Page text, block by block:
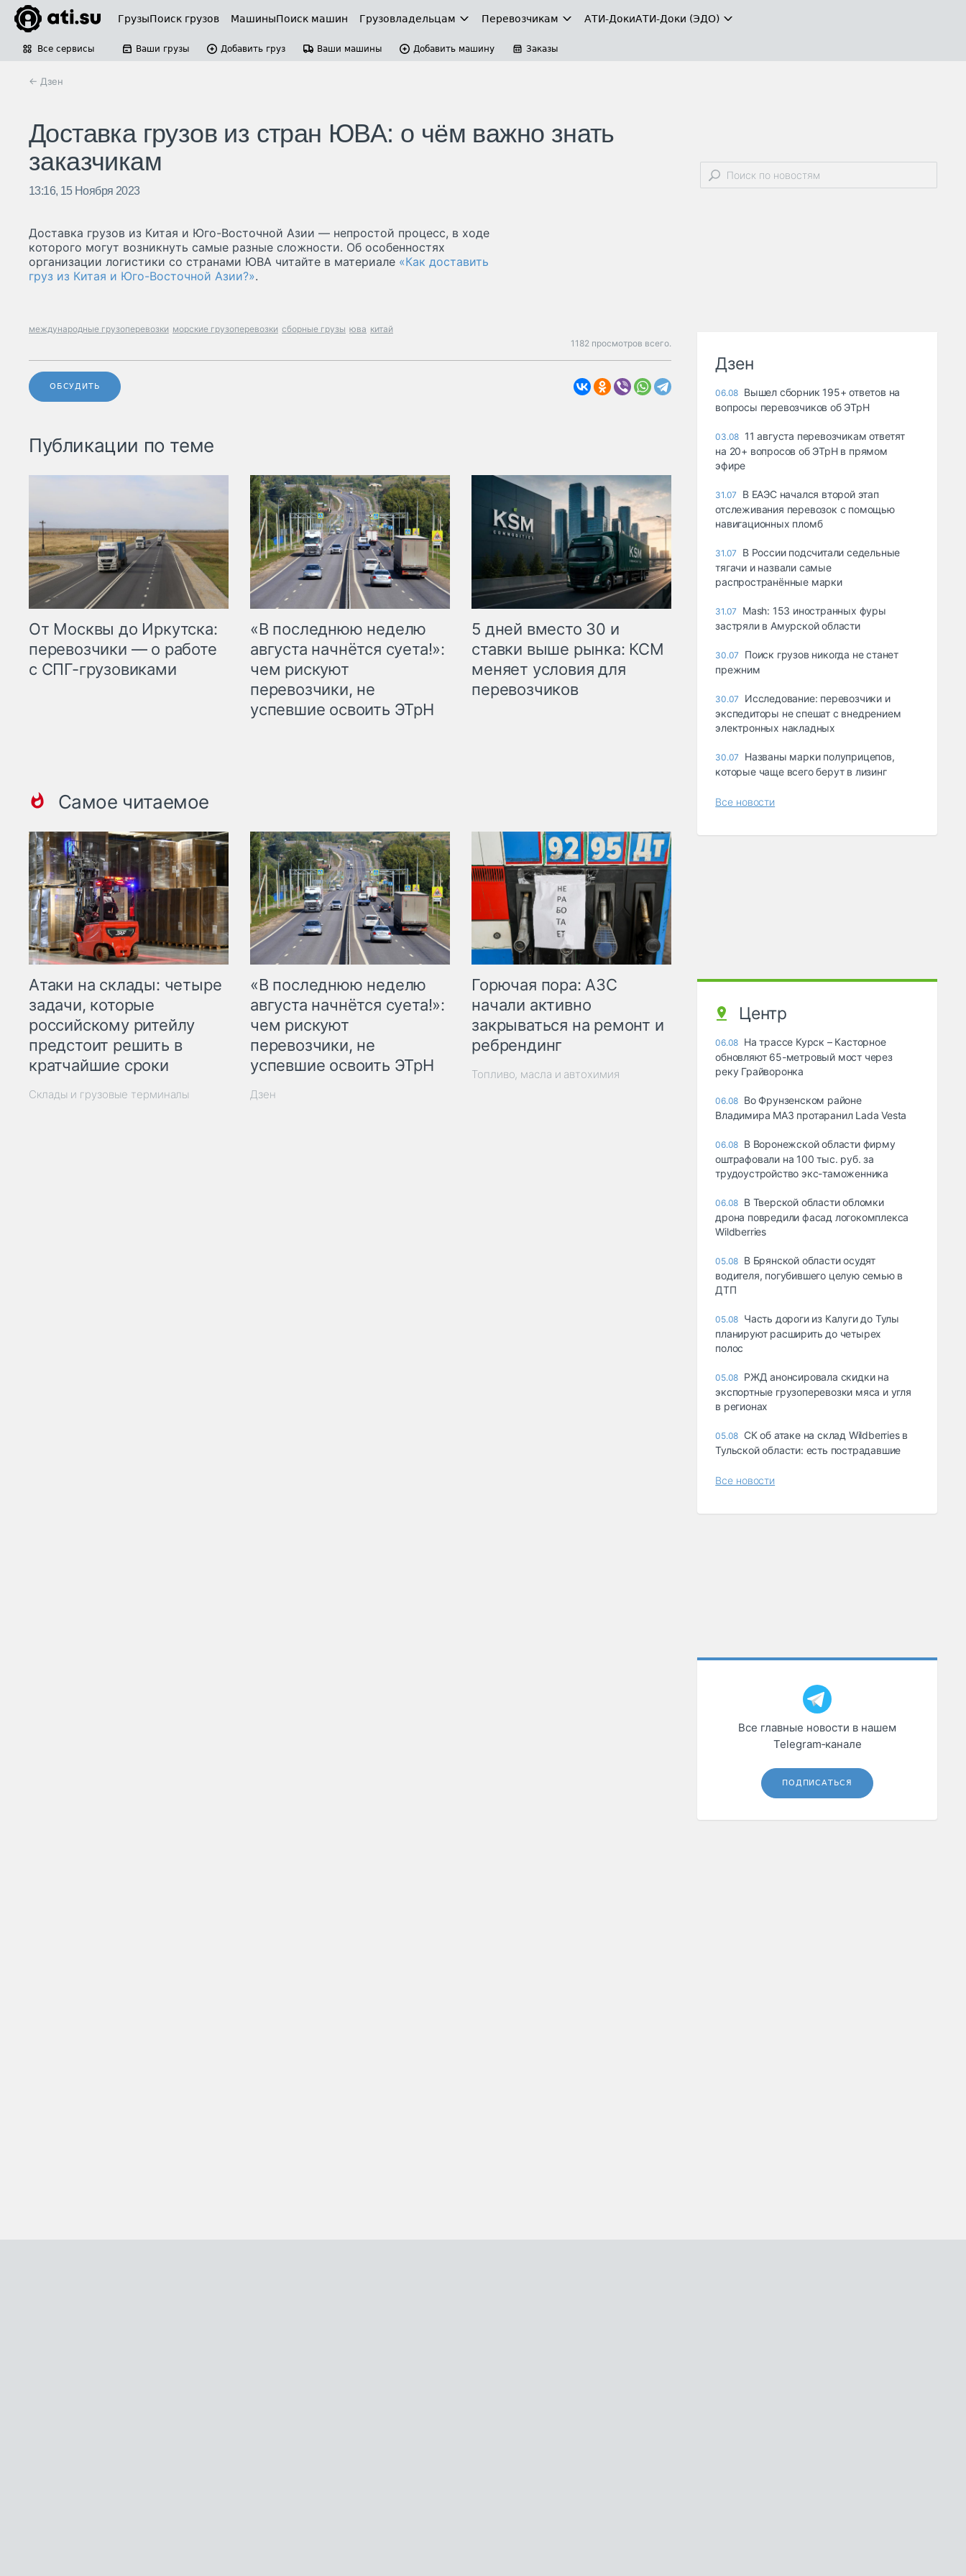
ГрузыПоиск грузов МашиныПоиск машин Грузовладельцам Перевозчикам АТИ-ДокиАТИ-Доки (ЭДО)
Все сервисы Ваши грузы Добавить груз Ваши машины Добавить машину Заказы
← Дзен
Доставка грузов из стран ЮВА: о чём важно знать
заказчикам
13:16, 15 Ноября 2023
Доставка грузов из Китая и Юго-Восточной Азии — непростой процесс, в ходе
которого могут возникнуть самые разные сложности. Об особенностях
организации логистики со странами ЮВА читайте в материале «Как доставить
груз из Китая и Юго-Восточной Азии?».
международные грузоперевозки морские грузоперевозки сборные грузы юва китай
1182 просмотров всего.
ОБСУДИТЬ
Публикации по теме
От Москвы до Иркутска:
перевозчики — о работе
с СПГ-грузовиками
«В последнюю неделю
августа начнётся суета!»:
чем рискуют
перевозчики, не
успевшие освоить ЭТрН
5 дней вместо 30 и
ставки выше рынка: КСМ
меняет условия для
перевозчиков
Самое читаемое
Атаки на склады: четыре
задачи, которые
российскому ритейлу
предстоит решить в
кратчайшие сроки
Склады и грузовые терминалы
«В последнюю неделю
августа начнётся суета!»:
чем рискуют
перевозчики, не
успевшие освоить ЭТрН
Дзен
Горючая пора: АЗС
начали активно
закрываться на ремонт и
ребрендинг
Топливо, масла и автохимия
Дзен
06.08 Вышел сборник 195+ ответов на
вопросы перевозчиков об ЭТрН
03.08 11 августа перевозчикам ответят
на 20+ вопросов об ЭТрН в прямом
эфире
31.07
В ЕАЭС начался второй этап
отслеживания перевозок с помощью
навигационных пломб
31.07
В России подсчитали седельные
тягачи и назвали самые
распространённые марки
31.07
Mash: 153 иностранных фуры
застряли в Амурской области
30.07
Поиск грузов никогда не станет
прежним
30.07
Исследование: перевозчики и
экспедиторы не спешат с внедрением
электронных накладных
30.07
Названы марки полуприцепов,
которые чаще всего берут в лизинг
Все новости
Центр
06.08 На трассе Курск – Касторное
обновляют 65-метровый мост через
реку Грайворонка
06.08 Во Фрунзенском районе
Владимира МАЗ протаранил Lada Vesta
06.08 В Воронежской области фирму
оштрафовали на 100 тыс. руб. за
трудоустройство экс-таможенника
06.08 В Тверской области обломки
дрона повредили фасад логокомплекса
Wildberries
05.08 В Брянской области осудят
водителя, погубившего целую семью в
ДТП
05.08 Часть дороги из Калуги до Тулы
планируют расширить до четырех
полос
05.08 РЖД анонсировала скидки на
экспортные грузоперевозки мяса и угля
в регионах
05.08 СК об атаке на склад Wildberries в
Тульской области: есть пострадавшие
Все новости
Все главные новости в нашем
Telegram‑канале
ПОДПИСАТЬСЯ